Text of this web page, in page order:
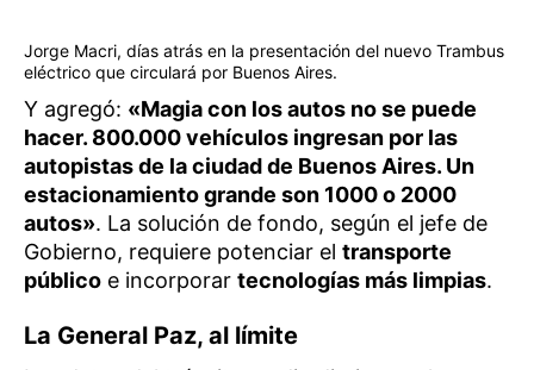
Jorge Macri, días atrás en la presentación del nuevo Trambus
eléctrico que circulará por Buenos Aires.
Y agregó: «Magia con los autos no se puede
hacer. 800.000 vehículos ingresan por las
autopistas de la ciudad de Buenos Aires. Un
estacionamiento grande son 1000 o 2000
autos». La solución de fondo, según el jefe de
Gobierno, requiere potenciar el transporte
público e incorporar tecnologías más limpias.
La General Paz, al límite